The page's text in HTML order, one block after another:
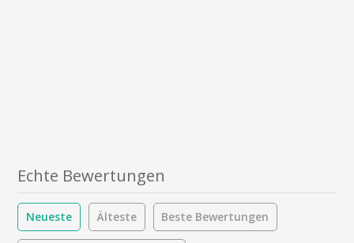
Echte Bewertungen
Neueste Älteste Beste Bewertungen